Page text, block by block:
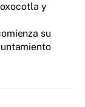
y
su